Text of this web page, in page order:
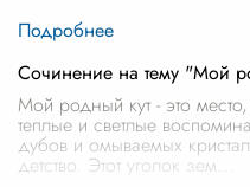
Сочинение на тему "Мой
Мой родный кут - это
теплые и светлые
дубов и омываемых
детство. Этот уголок зем